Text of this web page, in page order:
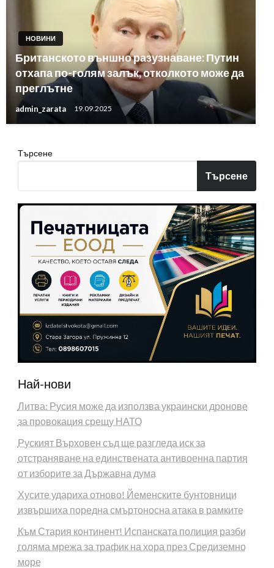
НОВИНИ
Британското външно разузнаване: Путин
отхапа по-голям залък, отколкото може да
преглътне
admin_zarata 19.09.2025
Търсене
Търсене
Най-нови
Литва: Русия може да използва украински дронове
за провокация срещу НАТО
Руският Върховен съд ще разгледа иск за
отстраняване на единствената антивоенна партия
от изборите за Държавна дума
Хусите удариха отново! Йеменските бунтовници
извършиха поредна смъртоносна атака в рамките
Към Стария континент! Испанската полиция разби
голяма мрежа за трафик на хора през Средиземно
море